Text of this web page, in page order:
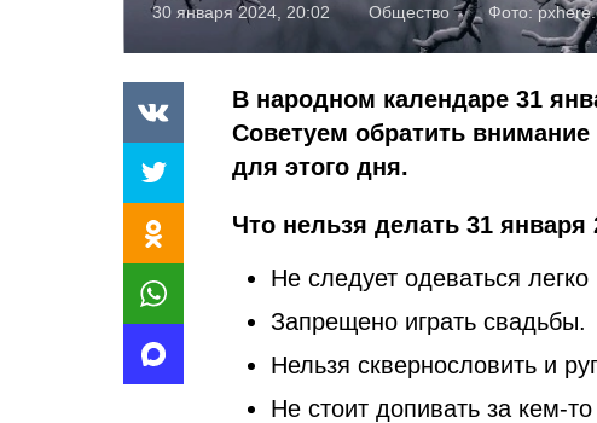
30 января 2024, 20:02 Общество Фото:
В народном календаре 31
Советуем обратить
для этого дня.
Что нельзя делать 31 января
Не следует одеваться
Запрещено играть свадьбы.
Нельзя сквернословить и
Не стоит допивать за кем-